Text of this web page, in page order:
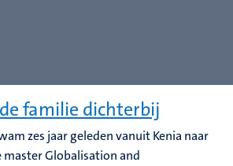
familie dichterbij
zes jaar geleden vanuit Kenia naar
Globalisation and